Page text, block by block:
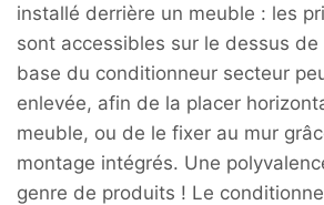
installé derrière un meuble : les
sont accessibles sur le dessus de
base du conditionneur secteur
enlevée, afin de la placer
meuble, ou de le fixer au mur
montage intégrés. Une
genre de produits ! Le